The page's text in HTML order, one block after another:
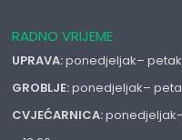
RADNO VRIJEME
UPRAVA:ponedjeljak– petak:
GROBLJE:ponedjeljak–
CVJEĆARNICA:ponedjeljak–